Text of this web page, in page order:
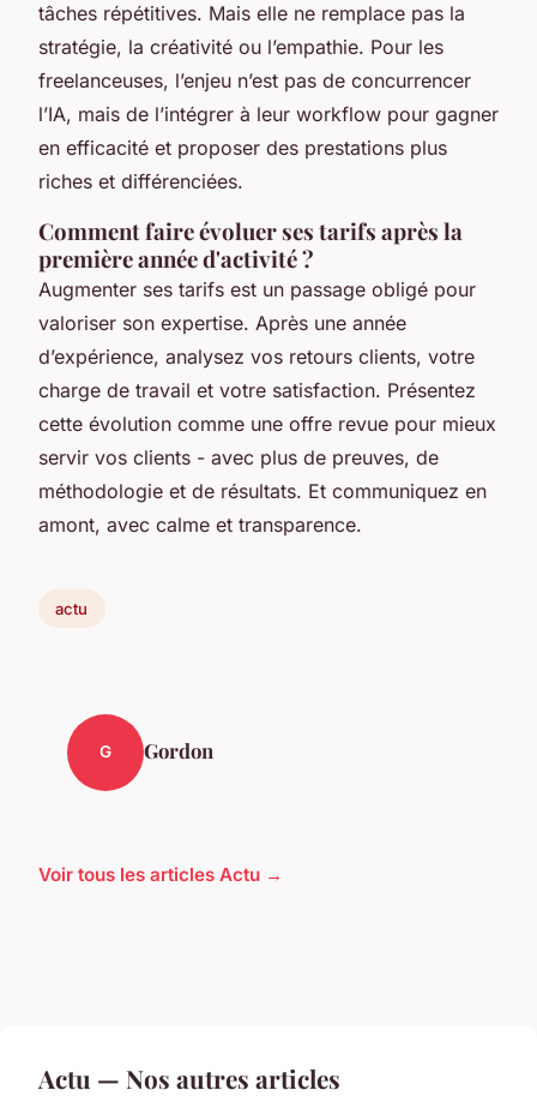
tâches répétitives. Mais elle ne remplace pas la
stratégie, la créativité ou l’empathie. Pour les
freelanceuses, l’enjeu n’est pas de concurrencer
l’IA, mais de l’intégrer à leur workflow pour gagner
en efficacité et proposer des prestations plus
riches et différenciées.
Comment faire évoluer ses tarifs après la
première année d'activité ?
Augmenter ses tarifs est un passage obligé pour
valoriser son expertise. Après une année
d’expérience, analysez vos retours clients, votre
charge de travail et votre satisfaction. Présentez
cette évolution comme une offre revue pour mieux
servir vos clients - avec plus de preuves, de
méthodologie et de résultats. Et communiquez en
amont, avec calme et transparence.
actu
G Gordon
Voir tous les articles Actu →
Actu — Nos autres articles